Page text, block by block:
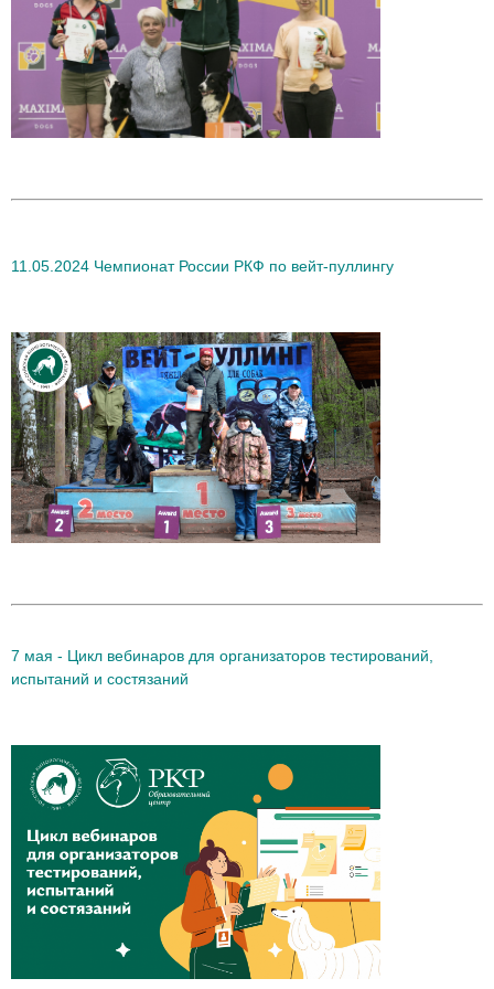
11.05.2024 Чемпионат России РКФ по вейт-пуллингу
7 мая - Цикл вебинаров для организаторов тестирований,
испытаний и состязаний